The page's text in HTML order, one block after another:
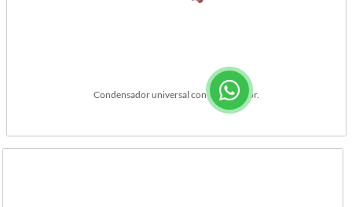
Condensador universal con encauzador.